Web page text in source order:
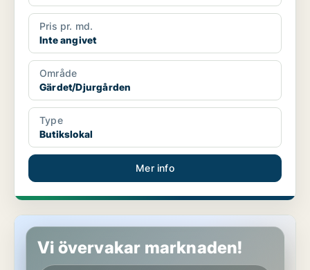
Pris pr. md.
Inte angivet
Område
Gärdet/Djurgården
Type
Butikslokal
Mer info
Butikslokal i Stockholm Innerstad
Vi övervakar marknaden!